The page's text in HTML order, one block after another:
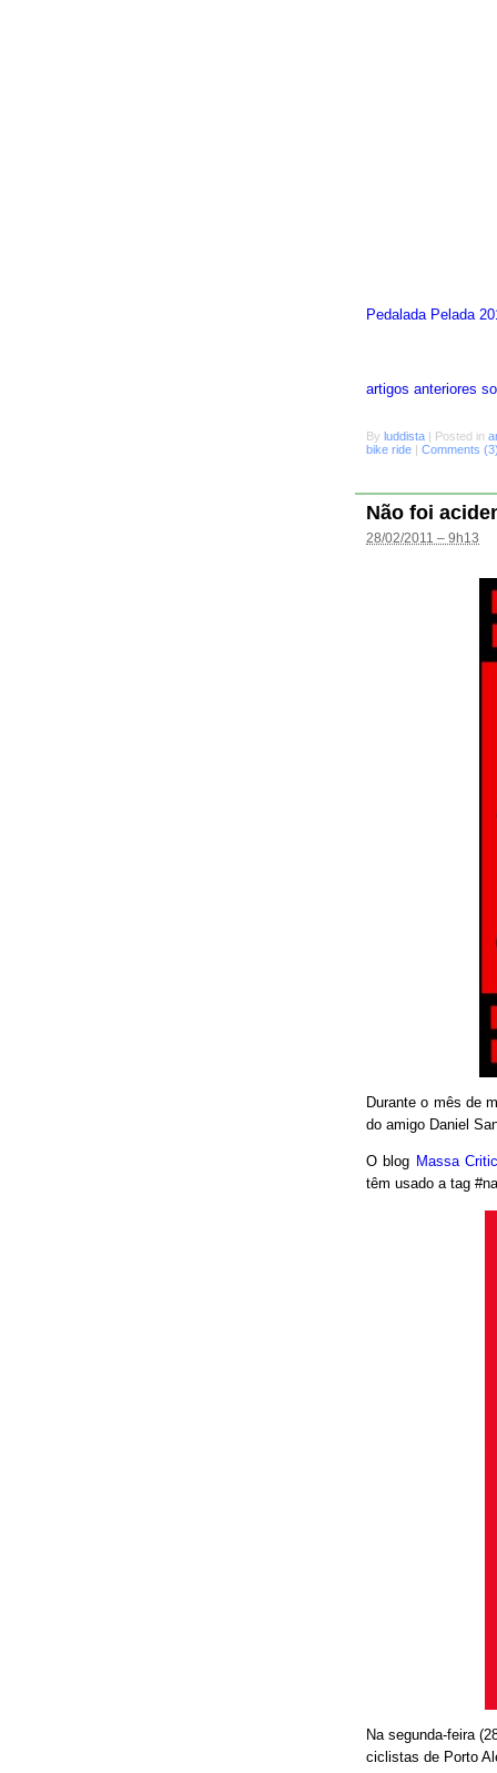
Pedalada Pelada
artigos anteriores
By luddista | Posted in
bike ride | Comments
Não foi
28/02/2011 – 9h13
Durante o mês de
do amigo Daniel
O blog Massa
têm usado a tag
Na segunda-feira
ciclistas de Porto